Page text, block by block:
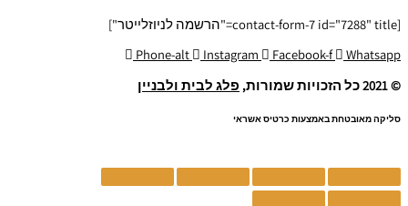
[contact-form-7 id="7288" title="הרשמה לניוזלייטר"]
Phone-alt
Instagram Facebook-f
Whatsapp
© 2021 כל הזכויות שמורות,
פלג לבית ולבניין
סליקה מאובטחת באמצעות כרטיס אשראי